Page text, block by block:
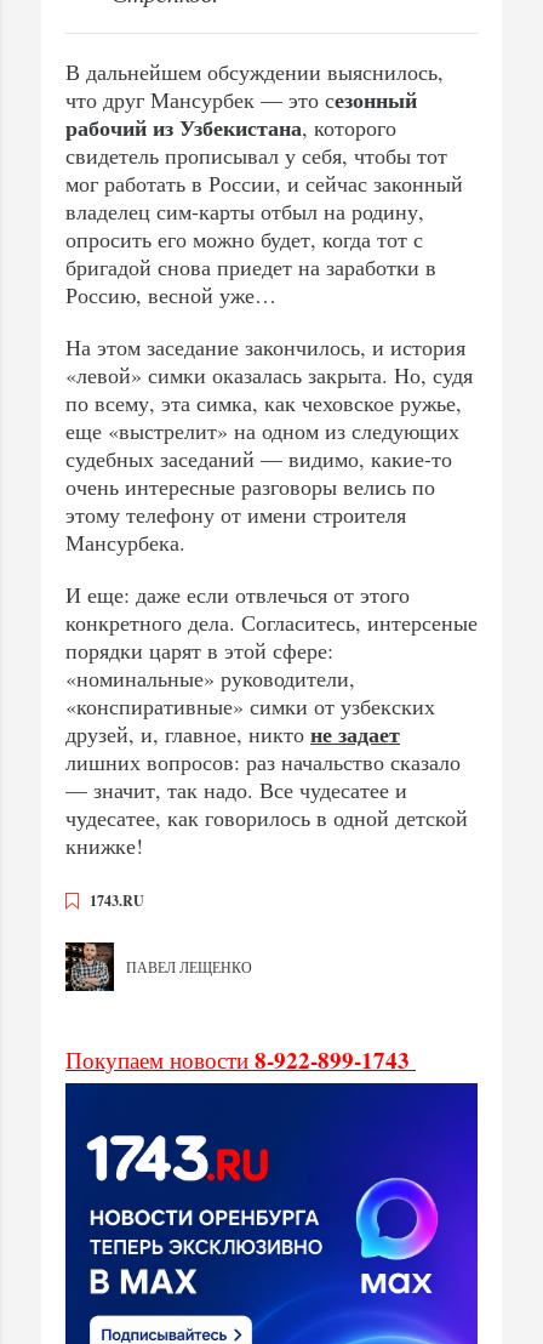
В дальнейшем обсуждении выяснилось,
что друг Мансурбек — это сезонный
рабочий из Узбекистана, которого
свидетель прописывал у себя, чтобы тот
мог работать в России, и сейчас законный
владелец сим-карты отбыл на родину,
опросить его можно будет, когда тот с
бригадой снова приедет на заработки в
Россию, весной уже…
На этом заседание закончилось, и история
«левой» симки оказалась закрыта. Но, судя
по всему, эта симка, как чеховское ружье,
еще «выстрелит» на одном из следующих
судебных заседаний — видимо, какие-то
очень интересные разговоры велись по
этому телефону от имени строителя
Мансурбека.
И еще: даже если отвлечься от этого
конкретного дела. Согласитесь, интерсеные
порядки царят в этой сфере:
«номинальные» руководители,
«конспиративные» симки от узбекских
друзей, и, главное, никто не задает
лишних вопросов: раз начальство сказало
— значит, так надо. Все чудесатее и
чудесатее, как говорилось в одной детской
книжке!
1743.RU
ПАВЕЛ ЛЕЩЕНКО
Покупаем новости 8-922-899-1743